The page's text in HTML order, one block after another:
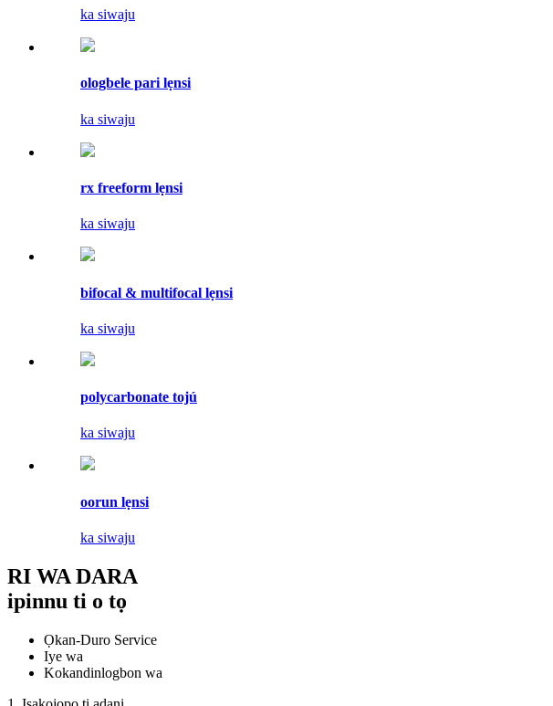
ka siwaju
ologbele pari lẹnsi
ka siwaju
rx freeform lẹnsi
ka siwaju
bifocal & multifocal lẹnsi
ka siwaju
polycarbonate tojú
ka siwaju
oorun lẹnsi
ka siwaju
RI WA DARA
ipinnu ti o tọ
Ọkan-Duro Service
Iye wa
Kokandinlogbon wa